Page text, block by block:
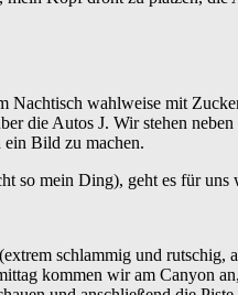
wahlweise mit
die Autos J. Wir stehen
ein Bild zu machen.
so mein Ding), geht es für uns
schlammig und rutschig,
kommen wir am Canyon